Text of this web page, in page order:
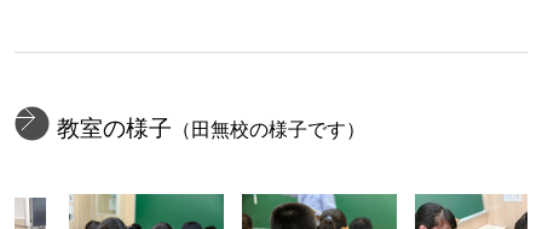
教室の様子 （田無校の様子です）